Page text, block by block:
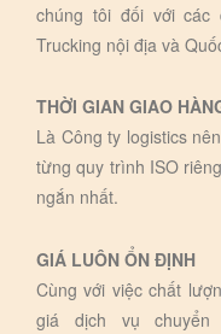
chúng tôi đối với các
Trucking nội địa và
THỜI GIAN GIAO
Là Công ty logistics
từng quy trình ISO
ngắn nhất.
GIÁ LUÔN ỔN ĐỊNH
Cùng với việc chất
giá dịch vụ chuyển